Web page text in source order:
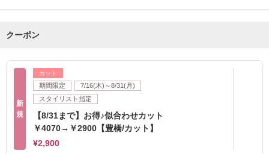
クーポン
新
規
カット
期間限定
7/16(木)～8/31(月)
スタイリスト指定
【8/31まで】お得♪似合わせカット
￥4070→￥2900【豊橋/カット】
¥2,900